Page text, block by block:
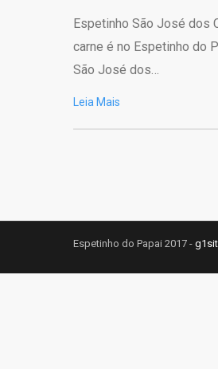
Espetinho São José dos
carne é no Espetinho do
São José dos…
Leia Mais
Espetinho do Papai 2017 -